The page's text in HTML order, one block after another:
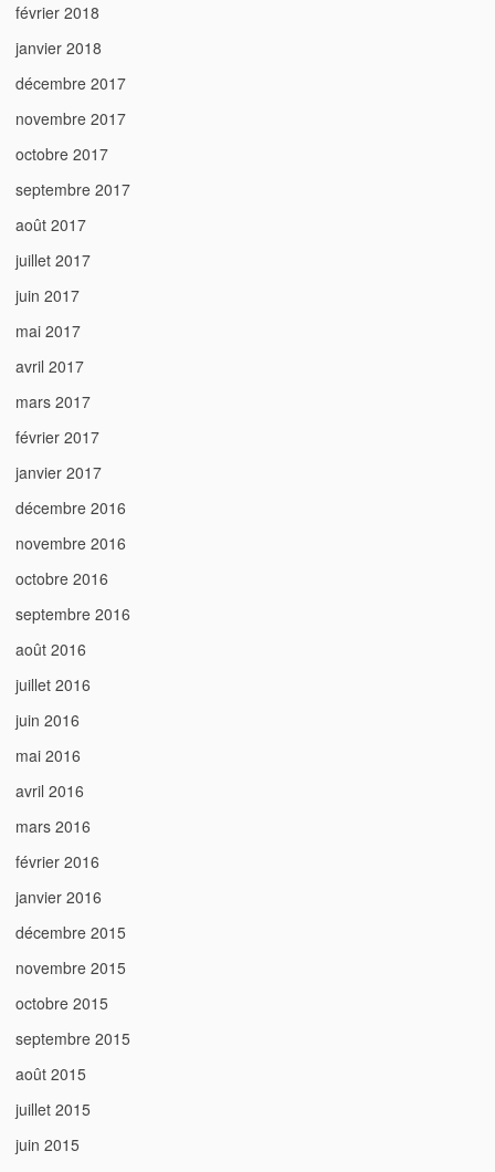
février 2018
janvier 2018
décembre 2017
novembre 2017
octobre 2017
septembre 2017
août 2017
juillet 2017
juin 2017
mai 2017
avril 2017
mars 2017
février 2017
janvier 2017
décembre 2016
novembre 2016
octobre 2016
septembre 2016
août 2016
juillet 2016
juin 2016
mai 2016
avril 2016
mars 2016
février 2016
janvier 2016
décembre 2015
novembre 2015
octobre 2015
septembre 2015
août 2015
juillet 2015
juin 2015